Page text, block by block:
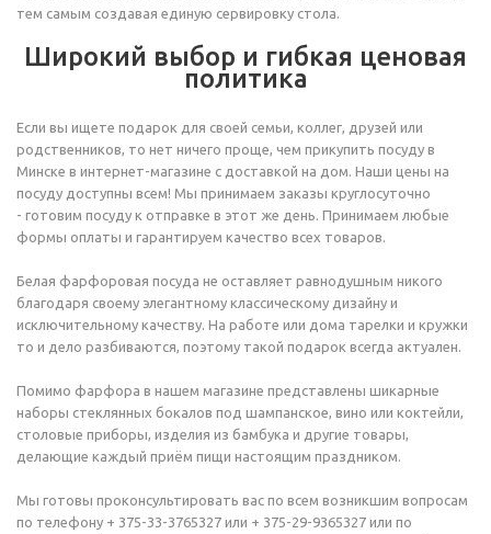
тем самым создавая единую сервировку стола.
Широкий выбор и гибкая ценовая
политика
Если вы ищете подарок для своей семьи, коллег, друзей или
родственников, то нет ничего проще, чем прикупить посуду в
Минске в интернет-магазине с доставкой на дом. Наши цены на
посуду доступны всем! Мы принимаем заказы круглосуточно
- готовим посуду к отправке в этот же день. Принимаем любые
формы оплаты и гарантируем качество всех товаров.
Белая фарфоровая посуда не оставляет равнодушным никого
благодаря своему элегантному классическому дизайну и
исключительному качеству. На работе или дома тарелки и кружки
то и дело разбиваются, поэтому такой подарок всегда актуален.
Помимо фарфора в нашем магазине представлены шикарные
наборы стеклянных бокалов под шампанское, вино или коктейли,
столовые приборы, изделия из бамбука и другие товары,
делающие каждый приём пищи настоящим праздником.
Мы готовы проконсультировать вас по всем возникшим вопросам
по телефону + 375-33-3765327 или + 375-29-9365327 или по